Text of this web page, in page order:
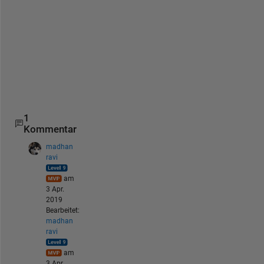
1
Kommentar
madhan
ravi
am
3 Apr.
2019
Bearbeitet:
madhan
ravi
am